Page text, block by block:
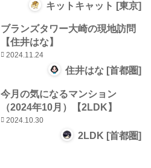
キットキャット [東京]
ブランズタワー大崎の現地訪問
【住井はな】
2024.11.24
住井はな [首都圏]
今月の気になるマンション
（2024年10月）【2LDK】
2024.10.30
2LDK [首都圏]